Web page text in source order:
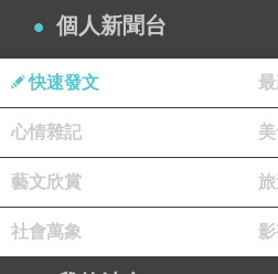
下一篇：獵捕史奈克／宮部美幸
個人新聞台
快速發文
心情雜記
藝文欣賞
社會萬象